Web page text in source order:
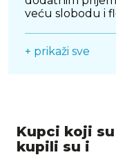
veću slobodu i
Samo jedna AA
Kompaktan i
držanje tijekom
koristite miš za
+ prikaži sve
Kupci koji
kupili su i